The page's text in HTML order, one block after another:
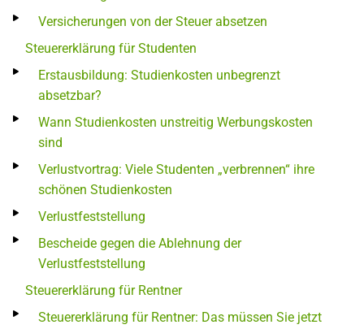
Versicherungen von der Steuer absetzen
Steuererklärung für Studenten
Erstausbildung: Studienkosten unbegrenzt
absetzbar?
Wann Studienkosten unstreitig Werbungskosten
sind
Verlustvortrag: Viele Studenten „verbrennen“ ihre
schönen Studienkosten
Verlustfeststellung
Bescheide gegen die Ablehnung der
Verlustfeststellung
Steuererklärung für Rentner
Steuererklärung für Rentner: Das müssen Sie jetzt